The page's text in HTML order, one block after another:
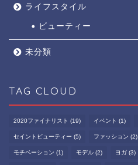
ライフスタイル
ビューティー
未分類
TAG CLOUD
2020ファイナリスト (19) イベント (1)
セイントビューティー (5) ファッション (2)
モチベーション (1) モデル (2) ヨガ (3)